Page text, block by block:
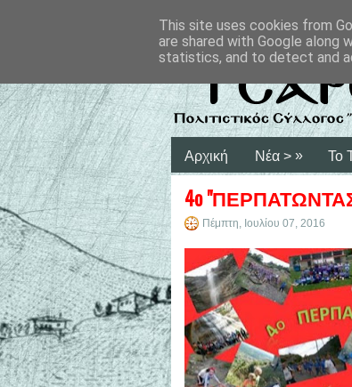
Αρχική Νέα > » Το
4o
Πέμπτη, Ιουλίου 07, 2016
This site uses cookies from
are shared with Google along
statistics, and to detect and